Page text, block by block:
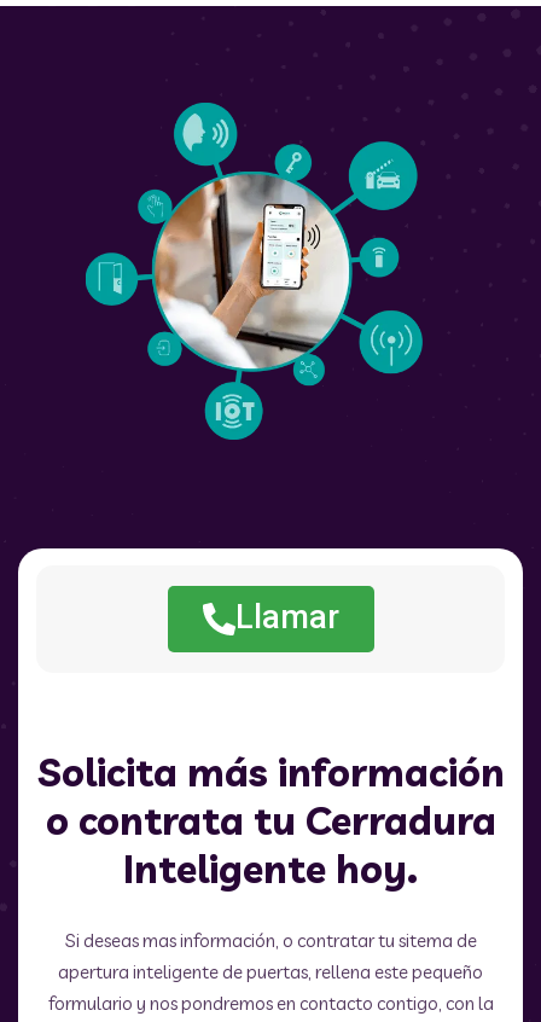
Llamar
Solicita más información
o contrata tu Cerradura
Inteligente hoy.
Si deseas mas información, o contratar tu sitema de
apertura inteligente de puertas, rellena este pequeño
formulario y nos pondremos en contacto contigo, con la